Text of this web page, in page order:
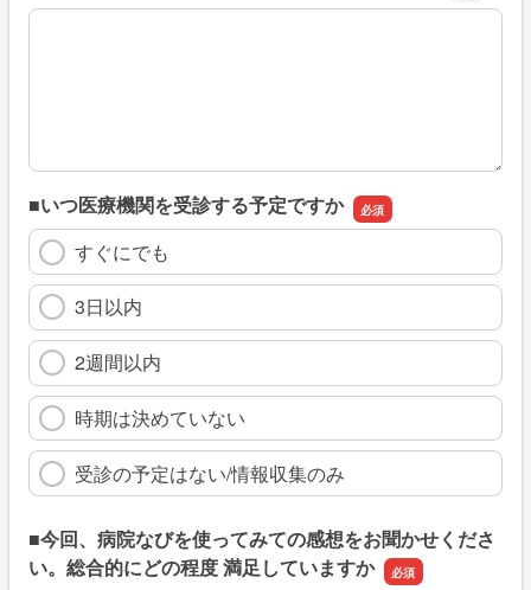
※具体的に、どのような情報を探していましたか
■いつ医療機関を受診する予定ですか
すぐにでも
3日以内
2週間以内
時期は決めていない
受診の予定はない/情報収集のみ
■今回、病院なびを使ってみての感想をお聞かせくださ
い。総合的にどの程度 満足していますか